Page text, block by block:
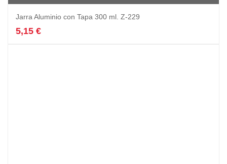
Jarra Aluminio con Tapa 300 ml. Z-229
5,15 €